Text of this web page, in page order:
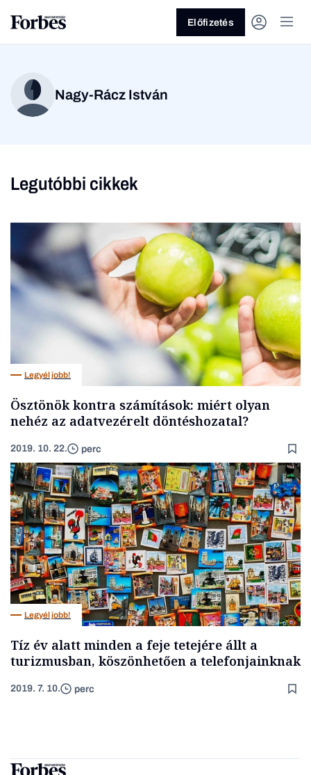
Előfizetés
Nagy-Rácz István
Legutóbbi cikkek
Legyél jobb!
Ösztönök kontra számítások: miért olyan
nehéz az adatvezérelt döntéshozatal?
2019. 10. 22. perc
Legyél jobb!
Tíz év alatt minden a feje tetejére állt a
turizmusban, köszönhetően a telefonjainknak
2019. 7. 10. perc